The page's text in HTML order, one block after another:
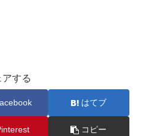
アする
はてブ
コピー